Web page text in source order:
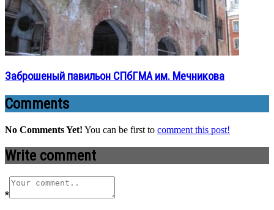
Заброшеный павильон СПбГМА им. Мечникова
Comments
No Comments Yet! You can be first to comment this post!
Write comment
*